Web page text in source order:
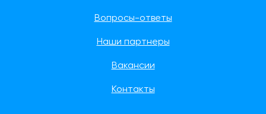
Вопросы-ответы
Наши партнеры
Вакансии
Контакты